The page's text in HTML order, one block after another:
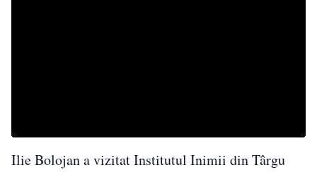
Ilie Bolojan a vizitat Institutul Inimii din Târgu